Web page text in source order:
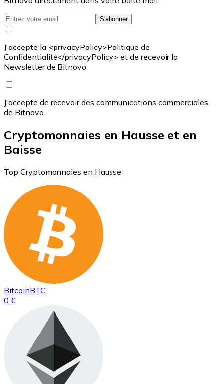
S'abonner
J'accepte la <privacyPolicy>Politique de
Confidentialité</privacyPolicy> et de recevoir la
Newsletter de Bitnovo
J'accepte de recevoir des communications commerciales
de Bitnovo
Cryptomonnaies en Hausse et en
Baisse
Top Cryptomonnaies en Hausse
BitcoinBTC
0 €